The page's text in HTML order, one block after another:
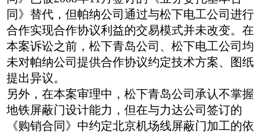
同》替代，但帕纳公司通过与松下电工公司进行
合作实现合作协议利益的交易模式并未改变。在
本案诉讼之前，松下青岛公司、松下电工公司均
未对帕纳公司提供合作协议约定技术方案、图纸
提出异议。
另外，在本案审理中，松下青岛公司承认不掌握
地铁屏蔽门设计能力，但在与力达公司签订的
《购销合同》中约定北京机场线屏蔽门加工的依